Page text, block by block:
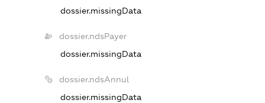
dossier.missingData
dossier.ndsPayer
dossier.missingData
dossier.ndsAnnul
dossier.missingData